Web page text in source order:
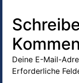
Deine E-Mail-
Erforderliche